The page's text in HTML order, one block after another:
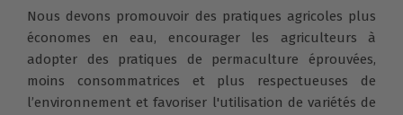
Nous devons promouvoir des pratiques agricoles plus
économes en eau, encourager les agriculteurs à
adopter des pratiques de permaculture éprouvées,
moins consommatrices et plus respectueuses de
l’environnement et favoriser l'utilisation de variétés de